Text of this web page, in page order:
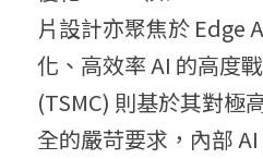
片設計亦聚焦於 Edge
化、高效率 AI 的高度
(TSMC) 則基於其對極
全的嚴苛要求，內部